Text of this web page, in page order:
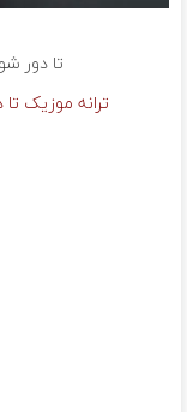
تا دور
ترانه موزیک